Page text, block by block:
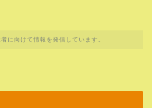
に向けて情報を発信しています。